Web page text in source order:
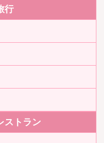
行
ストラン